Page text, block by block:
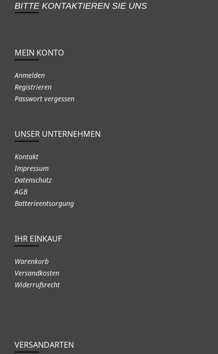
BITTE KONTAKTIEREN SIE UNS
MEIN KONTO
Anmelden
Registrieren
Passwort vergessen
UNSER UNTERNEHMEN
Kontakt
Impressum
Datenschutz
AGB
Batterieentsorgung
IHR EINKAUF
Warenkorb
Versandkosten
Widerrufsrecht
VERSANDARTEN